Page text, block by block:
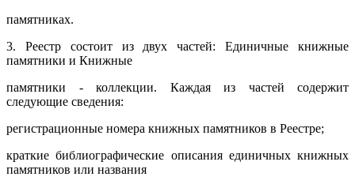
памятниках.
3. Реестр состоит из двух частей: Единичные книжные
памятники и Книжные
памятники - коллекции. Каждая из частей содержит
следующие сведения:
регистрационные номера книжных памятников в Реестре;
краткие библиографические описания единичных книжных
памятников или названия